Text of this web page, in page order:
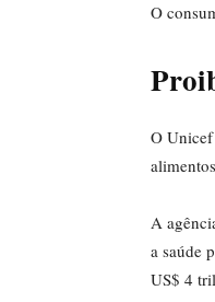
O
O Unicef
A
a saúde
US$ 4